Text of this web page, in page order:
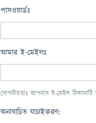
পাসওয়ার্ডঃ
আমার ই-মেইলঃ
গোপনীয়তাঃ আপনার ই-মেইল ঠিকানাটি
অনাযাচিত যাচাইকরণ: